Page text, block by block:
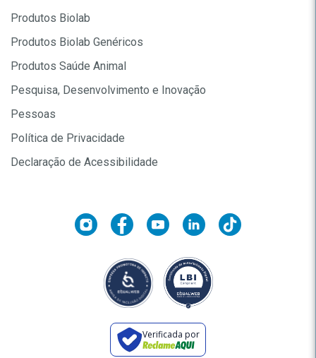
Produtos Biolab
Produtos Biolab Genéricos
Produtos Saúde Animal
Pesquisa, Desenvolvimento e Inovação
Pessoas
Política de Privacidade
Declaração de Acessibilidade
Verificada por